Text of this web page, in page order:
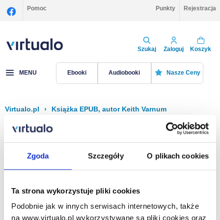
Zgoda Szczegóły O plikach cookies
Ta strona wykorzystuje pliki cookies
Podobnie jak w innych serwisach internetowych, także
na www.virtualo.pl wykorzystywane są pliki cookies oraz
Pomoc Punkty Rejestracja
Szukaj Zaloguj Koszyk
MENU Ebooki Audiobooki Nasze Ceny
Virtualo.pl › Książka EPUB, autor Keith Varnum
Filtruj Sortuj
Na stronie